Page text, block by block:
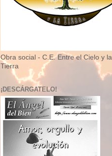
Obra social - C.E. Entre el Cielo y la
Tierra
¡DESCÁRGATELO!